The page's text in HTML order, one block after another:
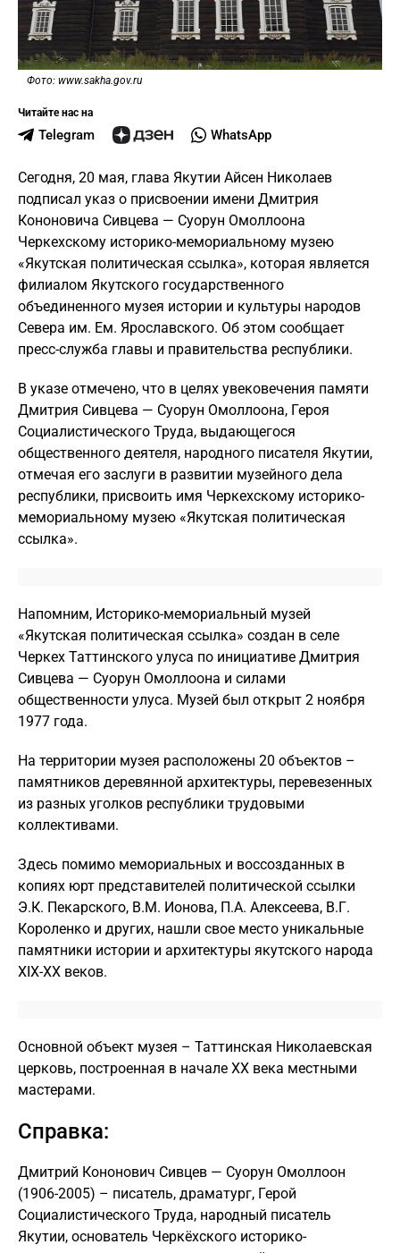
Фото: www.sakha.gov.ru
Читайте нас на
Telegram WhatsApp
Сегодня, 20 мая, глава Якутии Айсен Николаев
подписал указ о присвоении имени Дмитрия
Кононовича Сивцева — Суорун Омоллоона
Черкехскому историко-мемориальному музею
«Якутская политическая ссылка», которая является
филиалом Якутского государственного
объединенного музея истории и культуры народов
Севера им. Ем. Ярославского. Об этом сообщает
пресс-служба главы и правительства республики.
В указе отмечено, что в целях увековечения памяти
Дмитрия Сивцева — Суорун Омоллоона, Героя
Социалистического Труда, выдающегося
общественного деятеля, народного писателя Якутии,
отмечая его заслуги в развитии музейного дела
республики, присвоить имя Черкехскому историко-
мемориальному музею «Якутская политическая
ссылка».
Напомним, Историко-мемориальный музей
«Якутская политическая ссылка» создан в селе
Черкех Таттинского улуса по инициативе Дмитрия
Сивцева — Суорун Омоллоона и силами
общественности улуса. Музей был открыт 2 ноября
1977 года.
На территории музея расположены 20 объектов –
памятников деревянной архитектуры, перевезенных
из разных уголков республики трудовыми
коллективами.
Здесь помимо мемориальных и воссозданных в
копиях юрт представителей политической ссылки
Э.К. Пекарского, В.М. Ионова, П.А. Алексеева, В.Г.
Короленко и других, нашли свое место уникальные
памятники истории и архитектуры якутского народа
ХІХ-ХХ веков.
Основной объект музея – Таттинская Николаевская
церковь, построенная в начале XX века местными
мастерами.
Справка:
Дмитрий Кононович Сивцев — Суорун Омоллоон
(1906-2005) – писатель, драматург, Герой
Социалистического Труда, народный писатель
Якутии, основатель Черкёхского историко-